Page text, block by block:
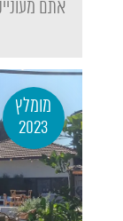
אתם
מומלץ
2023